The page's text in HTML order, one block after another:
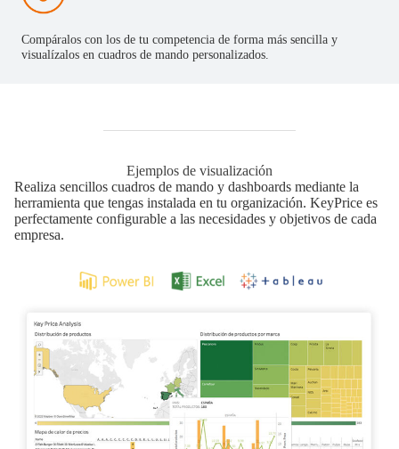
Compáralos con los de tu competencia de forma más sencilla y
visualízalos en cuadros de mando personalizados.
Ejemplos de visualización
Realiza sencillos cuadros de mando y dashboards mediante la
herramienta que tengas instalada en tu organización. KeyPrice es
perfectamente configurable a las necesidades y objetivos de cada
empresa.